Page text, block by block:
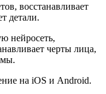
восстанавливает
детали.
нейросеть,
черты лица,
на iOS и Android.